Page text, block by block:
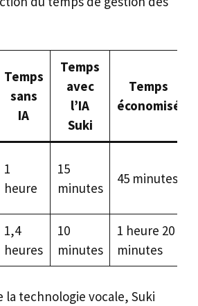
Temps
sans
IA
Temps
avec
l’IA
Suki
Temps
économisé
1
heure
15
minutes
45 minutes
1,4
heures
10
minutes
1 heure 20
minutes
la technologie vocale, Suki